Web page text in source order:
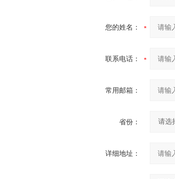
您的姓名：
联系电话：
常用邮箱：
省份：
详细地址：